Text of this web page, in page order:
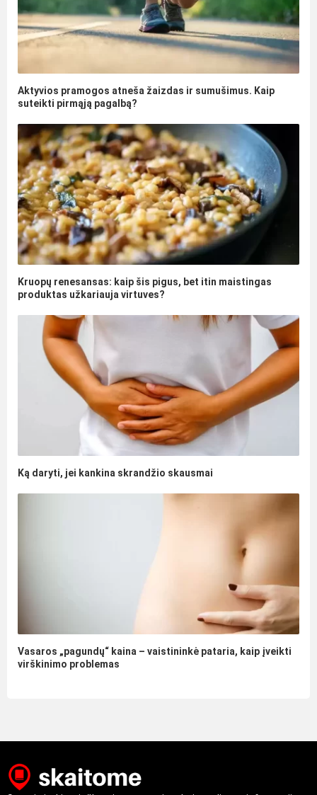
Aktyvios pramogos atneša žaizdas ir sumušimus. Kaip
suteikti pirmąją pagalbą?
Kruopų renesansas: kaip šis pigus, bet itin maistingas
produktas užkariauja virtuves?
Ką daryti, jei kankina skrandžio skausmai
Vasaros „pagundų“ kaina – vaistininkė pataria, kaip įveikti
virškinimo problemas